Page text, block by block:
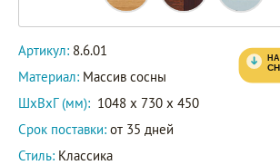
Артикул: 8.6.01
Материал: Массив сосны
ШxВxГ (мм): 1048 x 730 x 450
Срок поставки: от 35 дней
Стиль: Классика